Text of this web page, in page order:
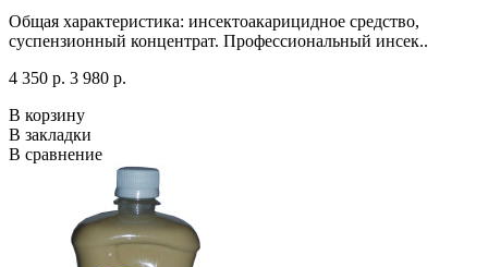
Общая характеристика: инсектоакарицидное средство,
суспензионный концентрат. Профессиональный инсек..
4 350 р. 3 980 р.
В корзину
В закладки
В сравнение